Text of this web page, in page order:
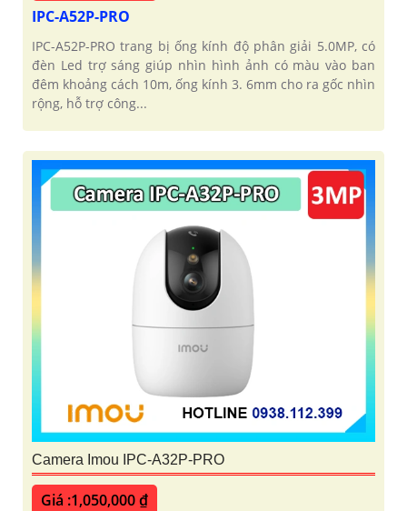
IPC-A52P-PRO
IPC-A52P-PRO trang bị ống kính độ phân giải 5.0MP, có
đèn Led trợ sáng giúp nhìn hình ảnh có màu vào ban
đêm khoảng cách 10m, ống kính 3. 6mm cho ra gốc nhìn
rộng, hỗ trợ công...
Camera Imou IPC-A32P-PRO
Giá :1,050,000 ₫